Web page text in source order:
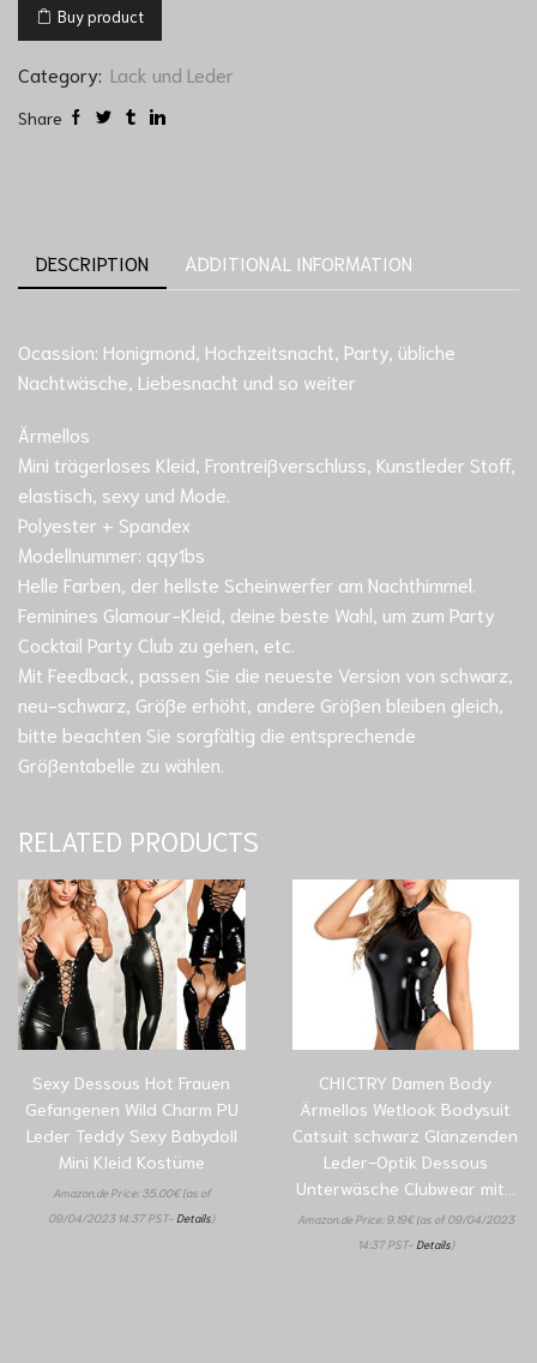
Buy product
Category: Lack und Leder
Share
DESCRIPTION ADDITIONAL INFORMATION
Ocassion: Honigmond, Hochzeitsnacht, Party, übliche
Nachtwäsche, Liebesnacht und so weiter
Ärmellos
Mini trägerloses Kleid, Frontreißverschluss, Kunstleder Stoff,
elastisch, sexy und Mode.
Polyester + Spandex
Modellnummer: qqy1bs
Helle Farben, der hellste Scheinwerfer am Nachthimmel.
Feminines Glamour-Kleid, deine beste Wahl, um zum Party
Cocktail Party Club zu gehen, etc.
Mit Feedback, passen Sie die neueste Version von schwarz,
neu-schwarz, Größe erhöht, andere Größen bleiben gleich,
bitte beachten Sie sorgfältig die entsprechende
Größentabelle zu wählen.
RELATED PRODUCTS
Sexy Dessous Hot Frauen
Gefangenen Wild Charm PU
Leder Teddy Sexy Babydoll
Mini Kleid Kostüme
Amazon.de Price:35.00€(as of
09/04/2023 14:37 PST- Details)
CHICTRY Damen Body
Ärmellos Wetlook Bodysuit
Catsuit schwarz Glänzenden
Leder-Optik Dessous
Unterwäsche Clubwear mit…
Amazon.de Price:9.19€(as of 09/04/2023
14:37 PST- Details)